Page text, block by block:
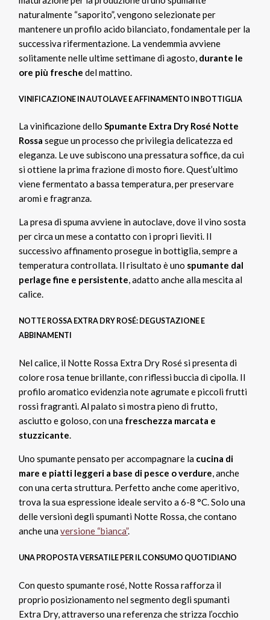
naturalmente “saporito”, vengono selezionate per
mantenere un profilo acido bilanciato, fondamentale per la
successiva rifermentazione. La vendemmia avviene
solitamente nelle ultime settimane di agosto, durante le
ore più fresche del mattino.
VINIFICAZIONE IN AUTOLAVE E AFFINAMENTO IN BOTTIGLIA
La vinificazione delloSpumante Extra Dry Rosé Notte
Rossa segue un processo che privilegia delicatezza ed
eleganza. Le uve subiscono una pressatura soffice, da cui
si ottiene la prima frazione di mosto fiore. Quest’ultimo
viene fermentato a bassa temperatura, per preservare
aromi e fragranza.
La presa di spuma avviene in autoclave, dove il vino sosta
per circa un mese a contatto con i propri lieviti. Il
successivo affinamento prosegue in bottiglia, sempre a
temperatura controllata. Il risultato è uno spumante dal
perlage fine e persistente, adatto anche alla mescita al
calice.
NOTTE ROSSA EXTRA DRY ROSÉ: DEGUSTAZIONE E
ABBINAMENTI
Nel calice, il Notte Rossa Extra Dry Rosé si presenta di
colore rosa tenue brillante, con riflessi buccia di cipolla. Il
profilo aromatico evidenzia note agrumate e piccoli frutti
rossi fragranti. Al palato si mostra pieno di frutto,
asciutto e goloso, con una freschezza marcata e
stuzzicante.
Uno spumante pensato per accompagnare la cucina di
mare e piatti leggeri a base di pesce o verdure, anche
con una certa struttura. Perfetto anche come aperitivo,
trova la sua espressione ideale servito a 6-8 °C. Solo una
delle versioni degli spumanti Notte Rossa, che contano
anche unaversione “bianca”.
UNA PROPOSTA VERSATILE PER IL CONSUMO QUOTIDIANO
Con questo spumante rosé, Notte Rossa rafforza il
proprio posizionamento nel segmento degli spumanti
Extra Dry, attraverso una referenza che strizza l’occhio